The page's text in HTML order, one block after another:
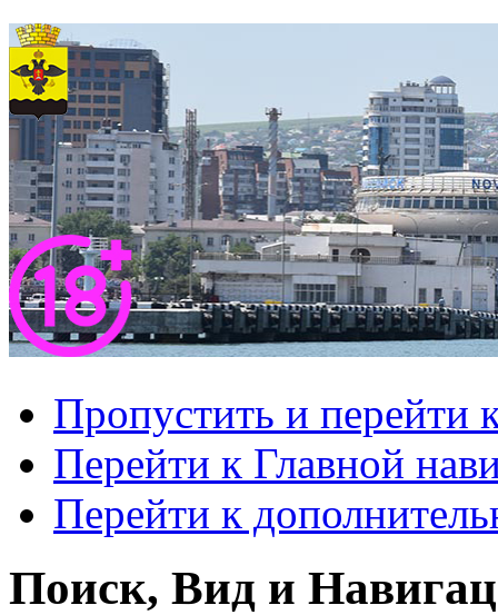
Пропустить и перейти
Перейти к Главной
Перейти к
Поиск, Вид и